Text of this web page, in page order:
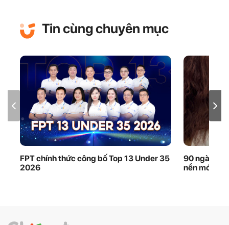
Tin cùng chuyên mục
FPT chính thức công bố Top 13 Under 35
2026
90 ngày
nền móng